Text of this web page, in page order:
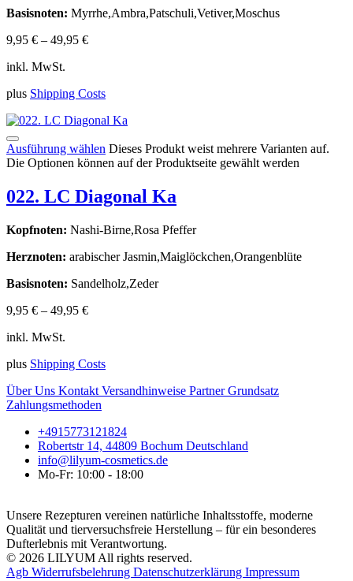
Basisnoten: Myrrhe,Ambra,Patschuli,Vetiver,Moschus
9,95 € – 49,95 €
inkl. MwSt.
plus Shipping Costs
Ausführung wählen Dieses Produkt weist mehrere Varianten auf.
Die Optionen können auf der Produktseite gewählt werden
022. LC Diagonal Ka
Kopfnoten: Nashi-Birne,Rosa Pfeffer
Herznoten: arabischer Jasmin,Maiglöckchen,Orangenblüte
Basisnoten: Sandelholz,Zeder
9,95 € – 49,95 €
inkl. MwSt.
plus Shipping Costs
Über Uns Kontakt Versandhinweise PartnerGrundsatz
Zahlungsmethoden
+4915773121824
Robertstr 14, 44809 Bochum Deutschland
info@lilyum-cosmetics.de
Mo-Fr: 10:00 - 18:00
Unsere Rezepturen vereinen natürliche Inhaltsstoffe, moderne
Qualität und tierversuchsfreie Herstellung – für ein besonderes
Dufterlebnis mit Verantwortung.
© 2026 LILYUM All rights reserved.
Agb Widerrufsbelehrung Datenschutzerklärung Impressum